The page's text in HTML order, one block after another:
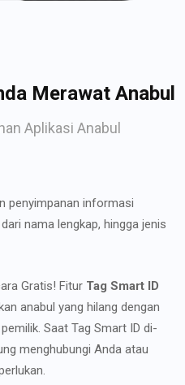
Merawat Anabul
Aplikasi Anabul
penyimpanan informasi
nama lengkap, hingga jenis
Gratis! Fitur Tag Smart ID
anabul yang hilang dengan
Saat Tag Smart ID di-
menghubungi Anda atau